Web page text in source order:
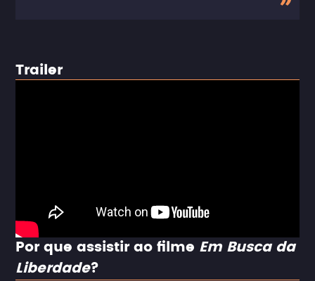
Trailer
Por que assistir ao filme Em Busca da
Liberdade?